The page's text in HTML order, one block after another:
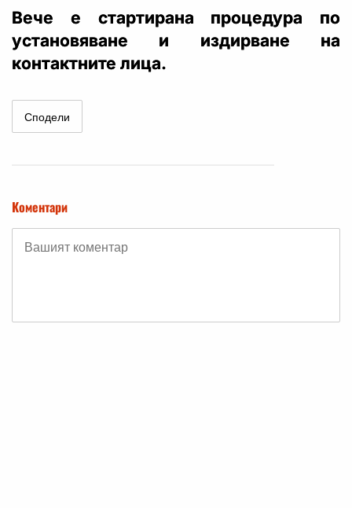
Вече е стартирана процедура по
установяване и издирване на
контактните лица.
Сподели
Коментари